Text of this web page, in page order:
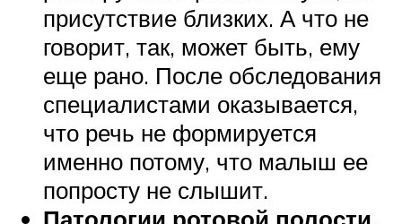
присутствие близких. А что не
говорит, так, может быть, ему
еще рано. После обследования
специалистами оказывается,
что речь не формируется
именно потому, что малыш ее
попросту не слышит.